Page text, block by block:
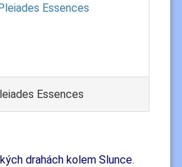
Essences
drahách kolem Slunce.